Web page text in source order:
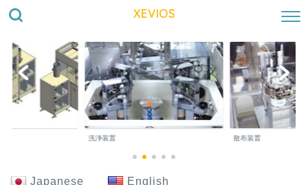
XEVIOS
洗浄装置 散布装置
Japanese English